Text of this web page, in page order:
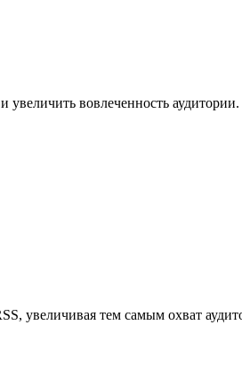
увеличить вовлеченность аудитории.
увеличивая тем самым охват